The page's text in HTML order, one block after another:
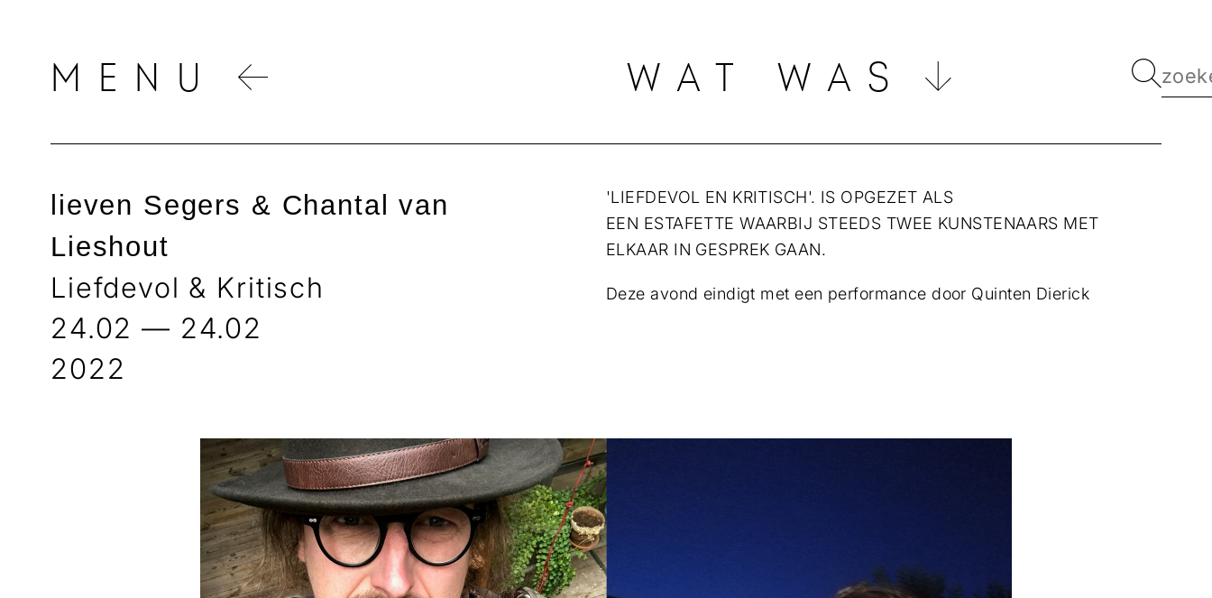
MENU WAT WAS
lieven Segers & Chantal van
Lieshout
Liefdevol & Kritisch
24.02 — 24.02
2022
'LIEFDEVOL EN KRITISCH'. IS OPGEZET ALS
EEN ESTAFETTE WAARBIJ STEEDS TWEE KUNSTENAARS MET
ELKAAR IN GESPREK GAAN.
Deze avond eindigt met een performance door Quinten Dierick